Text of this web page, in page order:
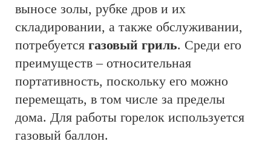
выносе золы, рубке дров и их
складировании, а также обслуживании,
потребуется газовый гриль. Среди его
преимуществ – относительная
портативность, поскольку его можно
перемещать, в том числе за пределы
дома. Для работы горелок используется
газовый баллон.